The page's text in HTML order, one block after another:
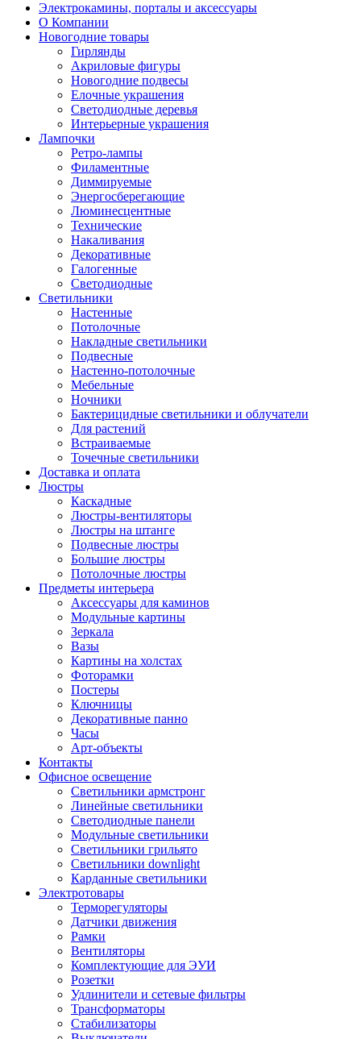
Электрокамины, порталы и аксессуары
О Компании
Новогодние товары
Гирлянды
Акриловые фигуры
Новогодние подвесы
Елочные украшения
Светодиодные деревья
Интерьерные украшения
Лампочки
Ретро-лампы
Филаментные
Диммируемые
Энергосберегающие
Люминесцентные
Технические
Накаливания
Декоративные
Галогенные
Светодиодные
Светильники
Настенные
Потолочные
Накладные светильники
Подвесные
Настенно-потолочные
Мебельные
Ночники
Бактерицидные светильники и облучатели
Для растений
Встраиваемые
Точечные светильники
Доставка и оплата
Люстры
Каскадные
Люстры-вентиляторы
Люстры на штанге
Подвесные люстры
Большие люстры
Потолочные люстры
Предметы интерьера
Аксессуары для каминов
Модульные картины
Зеркала
Вазы
Картины на холстах
Фоторамки
Постеры
Ключницы
Декоративные панно
Часы
Арт-объекты
Контакты
Офисное освещение
Светильники армстронг
Линейные светильники
Светодиодные панели
Модульные светильники
Светильники грильято
Светильники downlight
Карданные светильники
Электротовары
Терморегуляторы
Датчики движения
Рамки
Вентиляторы
Комплектующие для ЭУИ
Розетки
Удлинители и сетевые фильтры
Трансформаторы
Стабилизаторы